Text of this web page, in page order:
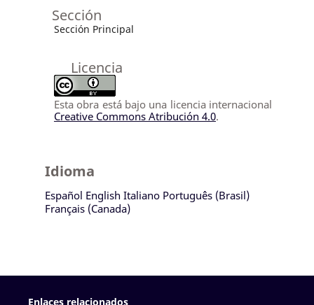
Sección
Sección Principal
Licencia
Esta obra está bajo una licencia internacional
Creative Commons Atribución 4.0.
Idioma
Español English Italiano Português (Brasil)
Français (Canada)
Enlaces relacionados